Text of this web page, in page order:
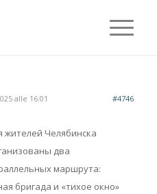
alle 16:01 #4746
жителей Челябинска
два
маршрута:
бригада и «тихое окно»